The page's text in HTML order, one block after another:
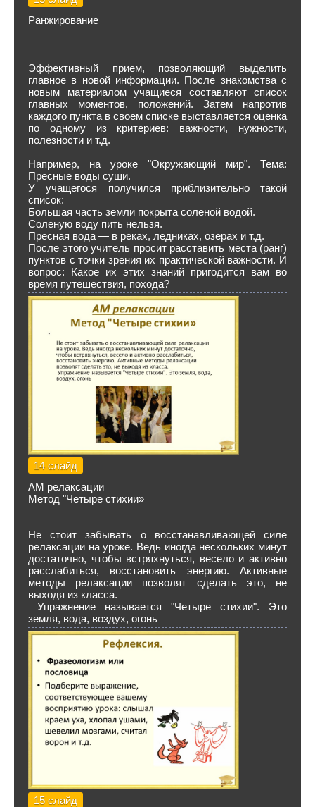
Ранжирование
Эффективный прием, позволяющий выделить
главное в новой информации. После знакомства с
новым материалом учащиеся составляют список
главных моментов, положений. Затем напротив
каждого пункта в своем списке выставляется оценка
по одному из критериев: важности, нужности,
полезности и т.д.
Например, на уроке "Окружающий мир". Тема:
Пресные воды суши.
У учащегося получился приблизительно такой
список:
Большая часть земли покрыта соленой водой.
Соленую воду пить нельзя.
Пресная вода — в реках, ледниках, озерах и т.д.
После этого учитель просит расставить места (ранг)
пунктов с точки зрения их практической важности. И
вопрос: Какое их этих знаний пригодится вам во
время путешествия, похода?
14 слайд
АМ релаксации
Метод "Четыре стихии»
Не стоит забывать о восстанавливающей силе
релаксации на уроке. Ведь иногда нескольких минут
достаточно, чтобы встряхнуться, весело и активно
расслабиться, восстановить энергию. Активные
методы релаксации позволят сделать это, не
выходя из класса.
Упражнение называется "Четыре стихии". Это
земля, вода, воздух, огонь
15 слайд